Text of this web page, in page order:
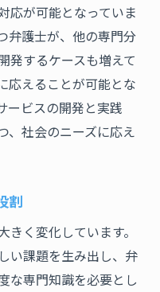
応が可能となっていま
弁護士が、他の専門分
発するケースも増えて
応えることが可能とな
ービスの開発と実践
、社会のニーズに応え
割
く変化しています。
い課題を生み出し、弁
な専門知識を必要とし